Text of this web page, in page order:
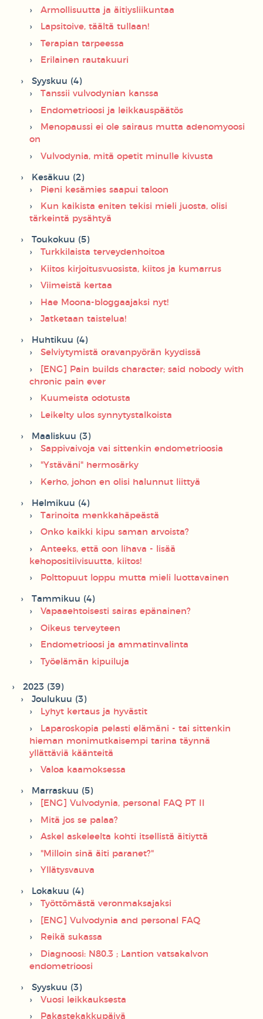
Armollisuutta ja äitiysliikuntaa
Lapsitoive, täältä tullaan!
Terapian tarpeessa
Erilainen rautakuuri
Syyskuu (4)
Tanssii vulvodynian kanssa
Endometrioosi ja leikkauspäätös
Menopaussi ei ole sairaus mutta adenomyoosi
on
Vulvodynia, mitä opetit minulle kivusta
Kesäkuu (2)
Pieni kesämies saapui taloon
Kun kaikista eniten tekisi mieli juosta, olisi
tärkeintä pysähtyä
Toukokuu (5)
Turkkilaista terveydenhoitoa
Kiitos kirjoitusvuosista, kiitos ja kumarrus
Viimeistä kertaa
Hae Moona-bloggaajaksi nyt!
Jatketaan taistelua!
Huhtikuu (4)
Selviytymistä oravanpyörän kyydissä
[ENG] Pain builds character; said nobody with
chronic pain ever
Kuumeista odotusta
Leikelty ulos synnytystalkoista
Maaliskuu (3)
Sappivaivoja vai sittenkin endometrioosia
"Ystäväni" hermosärky
Kerho, johon en olisi halunnut liittyä
Helmikuu (4)
Tarinoita menkkahäpeästä
Onko kaikki kipu saman arvoista?
Anteeks, että oon lihava - lisää
kehopositiivisuutta, kiitos!
Polttopuut loppu mutta mieli luottavainen
Tammikuu (4)
Vapaaehtoisesti sairas epänainen?
Oikeus terveyteen
Endometrioosi ja ammatinvalinta
Työelämän kipuiluja
2023 (39)
Joulukuu (3)
Lyhyt kertaus ja hyvästit
Laparoskopia pelasti elämäni - tai sittenkin
hieman monimutkaisempi tarina täynnä
yllättäviä käänteitä
Valoa kaamoksessa
Marraskuu (5)
[ENG] Vulvodynia, personal FAQ PT II
Mitä jos se palaa?
Askel askeleelta kohti itsellistä äitiyttä
"Milloin sinä äiti paranet?"
Yllätysvauva
Lokakuu (4)
Työttömästä veronmaksajaksi
[ENG] Vulvodynia and personal FAQ
Reikä sukassa
Diagnoosi: N80.3 ; Lantion vatsakalvon
endometrioosi
Syyskuu (3)
Vuosi leikkauksesta
Pakastekakkupäivä